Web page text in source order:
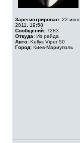
Зарегистрирован: 22 июл
2011, 19:58
Сообщений: 7283
Откуда: Из рейда
Авто: Kellys Viper 50
Город: Киев-Мариуполь